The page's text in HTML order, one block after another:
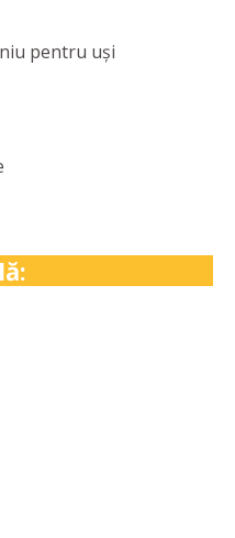
pentru uși